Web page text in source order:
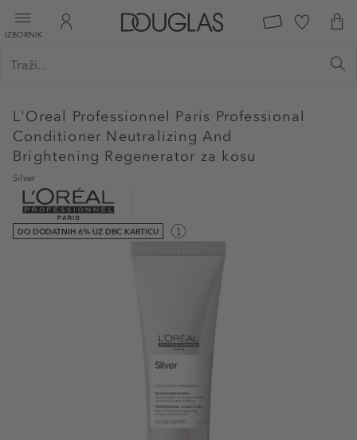
IZBORNIK
L'Oreal Professionnel Paris Professional
Conditioner Neutralizing And
Brightening Regenerator za kosu
Silver
DO DODATNIH 6% UZ DBC KARTICU